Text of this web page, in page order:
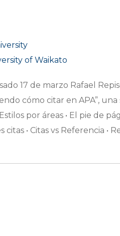
of Waikato
17 de marzo Rafael
cómo citar en APA”,
por áreas • El pie de
citas • Citas vs Referencia •